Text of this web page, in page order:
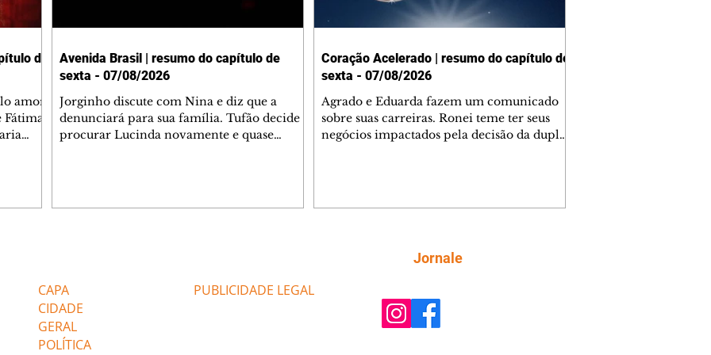
de
amor
Avenida Brasil | resumo do capítulo de
sexta - 07/08/2026
Jorginho discute com Nina e diz que a
denunciará para sua família. Tufão decide
procurar Lucinda novamente e quase
Max estavam envolvidos na tentativa de
assalto à
Coração Acelerado | resumo do capítulo de
sexta - 07/08/2026
Agrado e Eduarda fazem um comunicado
sobre suas carreiras. Ronei teme ter seus
negócios impactados pela decisão da dupla.
que se mudará de país, e Eduarda se
preocupa com Sol. Palhares desconfia de
CAPA
CIDADE
GERAL
POLÍTICA
PUBLICIDADE LEGAL
Jornale